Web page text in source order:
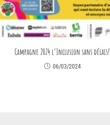
Campagne 2024 l’Inclusion sans délais!
06/03/2024